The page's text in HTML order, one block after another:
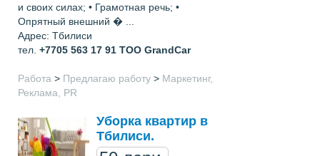
и своих силах; • Грамотная речь; •
Опрятный внешний � ...
Адрес: Тбилиси
тел. +7705 563 17 91 ТОО GrandCar
Работа > Предлагаю работу > Маркетинг,
Реклама, PR
Уборка квартир в
Тбилиси.